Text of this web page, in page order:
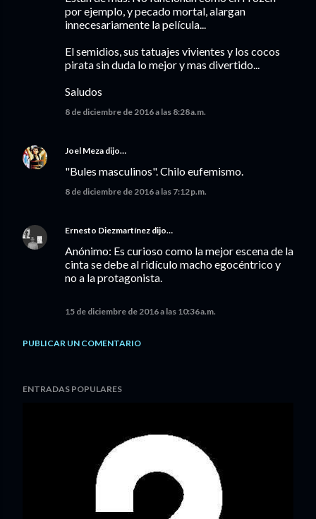
por ejemplo, y pecado mortal, alargan
innecesariamente la película...
El semidios, sus tatuajes vivientes y los cocos
pirata sin duda lo mejor y mas divertido...
Saludos
8 de diciembre de 2016 a las 8:28 a.m.
Joel Meza dijo…
"Bules masculinos". Chilo eufemismo.
8 de diciembre de 2016 a las 7:12 p.m.
Ernesto Diezmartínez dijo…
Anónimo: Es curioso como la mejor escena de la
cinta se debe al ridículo macho egocéntrico y
no a la protagonista.
15 de diciembre de 2016 a las 10:36 a.m.
PUBLICAR UN COMENTARIO
ENTRADAS POPULARES